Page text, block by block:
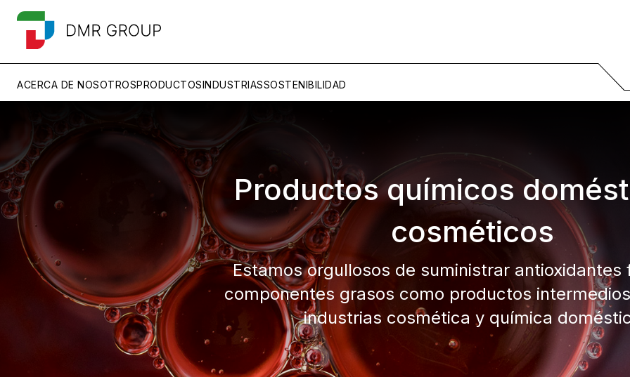
ACERCA DE NOSOTROSPRODUCTOSINDUSTRIASSOSTENIBILIDAD
Productos químicos
cosméticos
Estamos orgullosos de suministrar antioxidantes
componentes grasos como productos
industrias cosmética y química